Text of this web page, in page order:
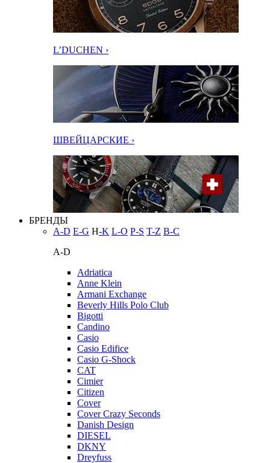
L’DUCHEN ›
ШВЕЙЦАРСКИЕ ›
БРЕНДЫ
A-D E-G H-K L-O P-S T-Z В-С
A-D
Adriatica
Anne Klein
Armani Exchange
Beverly Hills Polo Club
Bigotti
Candino
Casio
Casio Edifice
Casio G-Shock
CAT
Cimier
Citizen
Cover
Cover Crazy Seconds
Danish Design
DIESEL
DKNY
Dreyfuss